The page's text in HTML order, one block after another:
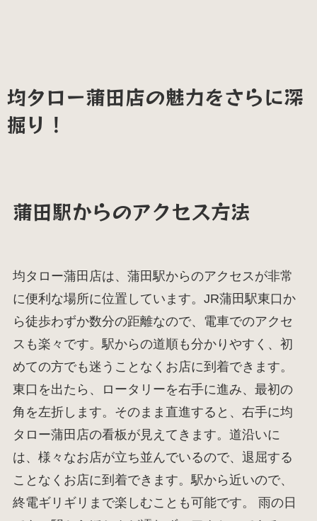
均タロー蒲田店の魅力をさらに深
掘り！
蒲田駅からのアクセス方法
均タロー蒲田店は、蒲田駅からのアクセスが非常
に便利な場所に位置しています。JR蒲田駅東口か
ら徒歩わずか数分の距離なので、電車でのアクセ
スも楽々です。駅からの道順も分かりやすく、初
めての方でも迷うことなくお店に到着できます。
東口を出たら、ロータリーを右手に進み、最初の
角を左折します。そのまま直進すると、右手に均
タロー蒲田店の看板が見えてきます。道沿いに
は、様々なお店が立ち並んでいるので、退屈する
ことなくお店に到着できます。駅から近いので、
終電ギリギリまで楽しむことも可能です。 雨の日